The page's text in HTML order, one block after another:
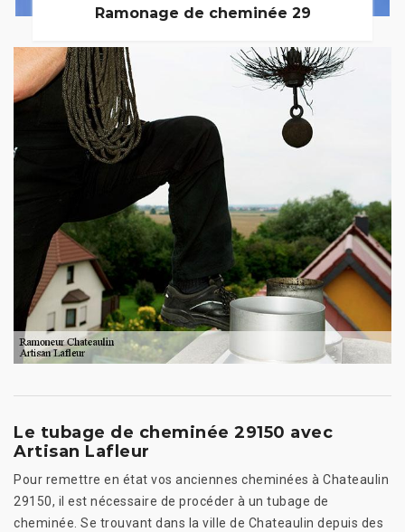
Ramonage de cheminée 29
Le tubage de cheminée 29150 avec
Artisan Lafleur
Pour remettre en état vos anciennes cheminées à Chateaulin
29150, il est nécessaire de procéder à un tubage de
cheminée. Se trouvant dans la ville de Chateaulin depuis des